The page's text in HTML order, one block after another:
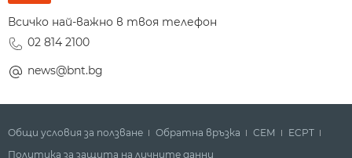
Всичко най-важно в твоя телефон
02 814 2100
news@bnt.bg
Общи условия за ползване Обратна връзка СЕМ
ECPT
Политика за защита на личните данни